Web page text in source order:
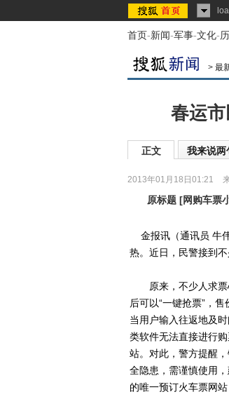
首页-新闻-军事-文化-
> 最
春运
正文 我来说两
2013年01月18日01:21
原标题 [网购车票
金报讯（通讯员 牛
热。近日，民警接到不
原来，不少人求票心
后可以“一键抢票”，
当用户输入往返地及
类软件无法直接进行
站。对此，警方提醒
全隐患，需谨慎使用
的唯一预订火车票网